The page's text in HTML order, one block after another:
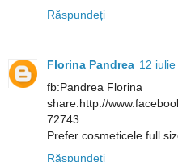
Răspundeți
Florina Pandrea 12 iulie
fb:Pandrea Florina
share:http://
72743
Prefer cosmeticele full
Răspundeți